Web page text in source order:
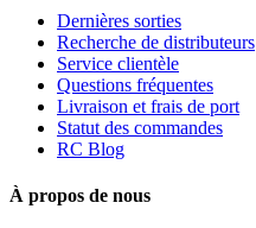
Dernières sorties
Recherche de distributeurs
Service clientèle
Questions fréquentes
Livraison et frais de port
Statut des commandes
RC Blog
À propos de nous